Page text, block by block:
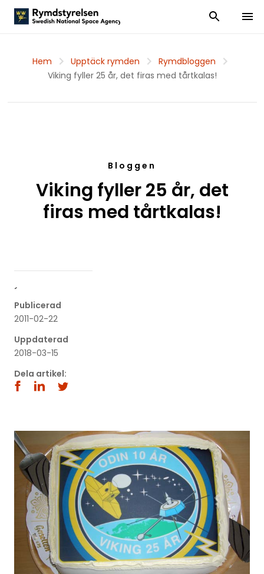
Visa och dölj
Visa
Hem Upptäck rymden
Rymdbloggen
Viking fyller 25 år, det firas med tårtkalas!
Bloggen
Viking fyller 25 år, det
firas med tårtkalas!
´
Publicerad
2011-02-22
Uppdaterad
2018-03-15
Dela artikel: